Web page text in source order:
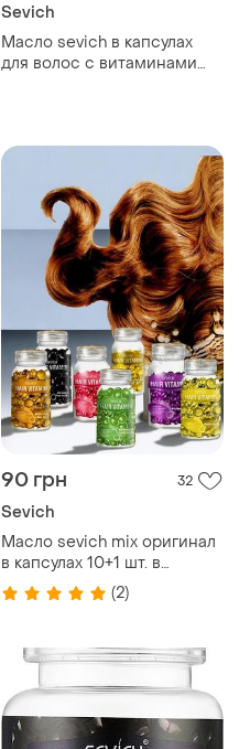
Sevich
Масло sevich в капсулах
для волос с витаминами
90 грн 32
Sevich
Масло sevich mix оригинал
в капсулах 10+1 шт. в
подарочном пакете
голографик для волос
(2)